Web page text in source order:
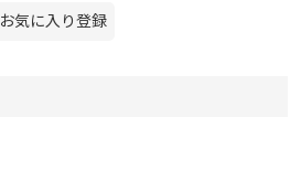
お気に入り登録